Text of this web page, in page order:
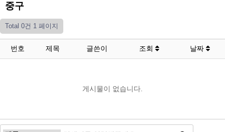
중구
Total 0건 1 페이지
번호 제목 글쓴이 조회 날짜
게시물이 없습니다.